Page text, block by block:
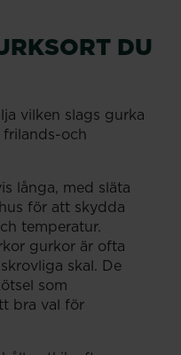
DU
vilken slags gurka
och
långa, med släta
för att skydda
temperatur.
gurkor är ofta
skal. De
som
bra val för